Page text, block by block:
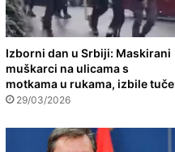
Izborni dan u Srbiji: Maskirani
muškarci na ulicama s
motkama u rukama, izbile tuče
29/03/2026